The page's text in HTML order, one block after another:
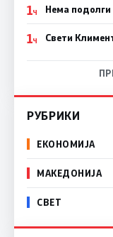
1Ч Нема
1Ч Свети
РУБРИКИ
ЕКОНОМИЈА
МАКЕДОНИЈА
СВЕТ